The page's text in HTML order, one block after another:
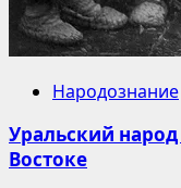
Народознание
Уральский
Востоке